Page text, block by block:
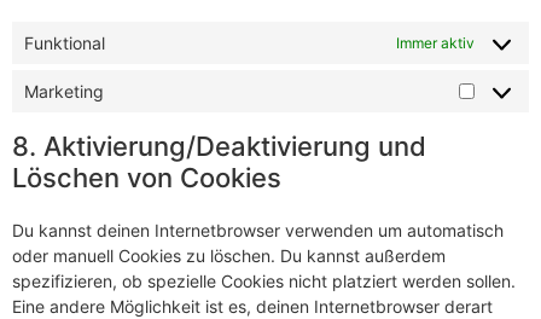
Funktional Immer aktiv
Marketing
8. Aktivierung/Deaktivierung und
Löschen von Cookies
Du kannst deinen Internetbrowser verwenden um automatisch
oder manuell Cookies zu löschen. Du kannst außerdem
spezifizieren, ob spezielle Cookies nicht platziert werden sollen.
Eine andere Möglichkeit ist es, deinen Internetbrowser derart